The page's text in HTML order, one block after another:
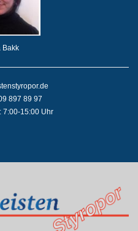
Bakk
897 89 97
7:00-15:00 Uhr